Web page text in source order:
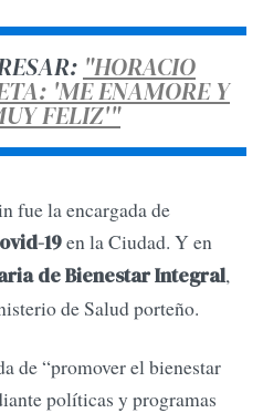
"HORACIO
'ME ENAMORE Y
FELIZ'"
fue la encargada de
19en la Ciudad. Y en
de Bienestar Integral,
de Salud porteño.
de “promover el bienestar
políticas y programas